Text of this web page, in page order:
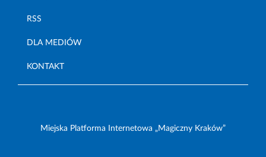
RSS
DLA MEDIÓW
KONTAKT
Miejska Platforma Internetowa „Magiczny Kraków”